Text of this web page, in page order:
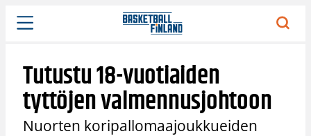
Siirry
sisältöön
Tutustu 18-vuotiaiden
tyttöjen valmennusjohtoon
Nuorten koripallomaajoukkueiden